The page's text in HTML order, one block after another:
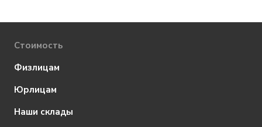
Стоимость
Физлицам
Юрлицам
Наши склады